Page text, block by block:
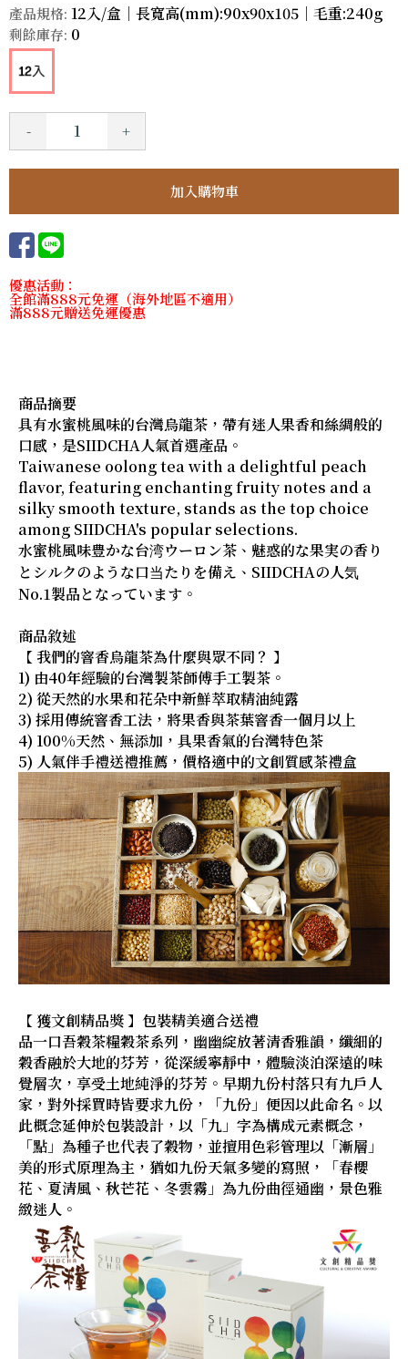
產品規格: 12入/盒｜長寬高(mm):90x90x105｜毛重:240g
剩餘庫存: 0
- +
優惠活動：
全館滿888元免運（海外地區不適用）
滿888元贈送免運優惠
商品摘要
具有水蜜桃風味的台灣烏龍茶，帶有迷人果香和絲綢般的
口感，是SIIDCHA人氣首選產品。
Taiwanese oolong tea with a delightful peach
flavor, featuring enchanting fruity notes and a
silky smooth texture, stands as the top choice
among SIIDCHA's popular selections.
水蜜桃風味豊かな台湾ウーロン茶、魅惑的な果実の香り
とシルクのような口当たりを備え、SIIDCHAの人気
No.1製品となっています。
商品敘述
【 我們的窨香烏龍茶為什麼與眾不同？ 】
1) 由40年經驗的台灣製茶師傅手工製茶。
2) 從天然的水果和花朵中新鮮萃取精油純露
3) 採用傳統窨香工法，將果香與茶葉窨香一個月以上
4) 100%天然、無添加，具果香氣的台灣特色茶
5) 人氣伴手禮送禮推薦，價格適中的文創質感茶禮盒
【 獲文創精品獎 】包裝精美適合送禮
品一口吾穀茶糧穀茶系列，幽幽綻放著清香雅韻，纖細的
穀香融於大地的芬芳，從深緩寧靜中，體驗淡泊深遠的味
覺層次，享受土地純淨的芬芳。早期九份村落只有九戶人
家，對外採買時皆要求九份，「九份」便因以此命名。以
此概念延伸於包裝設計，以「九」字為構成元素概念，
「點」為種子也代表了穀物，並擅用色彩管理以「漸層」
美的形式原理為主，猶如九份天氣多變的寫照，「春櫻
花、夏清風、秋芒花、冬雲霧」為九份曲徑通幽，景色雅
緻迷人。